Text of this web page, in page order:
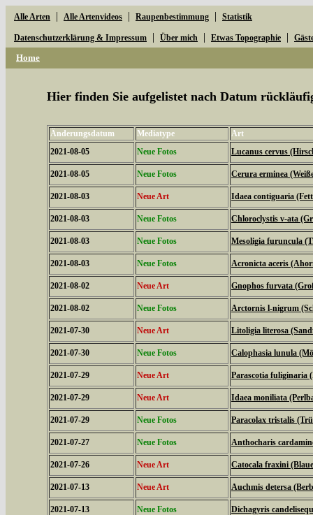
Alle Arten | Alle Artenvideos | Raupenbestimmung | Statistik
Datenschutzerklärung & Impressum | Über mich | Etwas Topographie |
Home
Hier finden Sie aufgelistet nach Datum
Änderungsdatum Mediatype
Art
2021-08-05
Neue Fotos Lucanus cervus
2021-08-05 Neue Fotos Cerura erminea
2021-08-03 Neue Art Idaea contiguaria
2021-08-03 Neue Fotos Chloroclystis v-ata
2021-08-03 Neue Fotos Mesoligia furuncula
2021-08-03 Neue Fotos Acronicta aceris
2021-08-02 Neue Art Gnophos furvata
2021-08-02 Neue Fotos Arctornis l-nigrum
2021-07-30 Neue Art Litoligia literosa
2021-07-30 Neue Fotos Calophasia lunula
2021-07-29 Neue Art Parascotia fuliginaria
2021-07-29 Neue Art Idaea moniliata
2021-07-29 Neue Fotos Paracolax tristalis
2021-07-27 Neue Fotos Anthocharis
2021-07-26 Neue Art Catocala fraxini
2021-07-13 Neue Art Auchmis detersa
2021-07-13 Neue Fotos Dichagyris